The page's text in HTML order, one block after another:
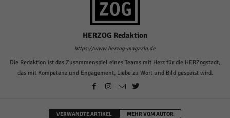
HERZOG Redaktion
https://www.herzog-magazin.de
Die Redaktion ist das Zusammenspiel eines Teams mit Herz für die HERZogstadt,
das mit Kompetenz und Engagement, Liebe zu Wort und Bild gespeist wird.
VERWANDTE ARTIKEL MEHR VOM AUTOR